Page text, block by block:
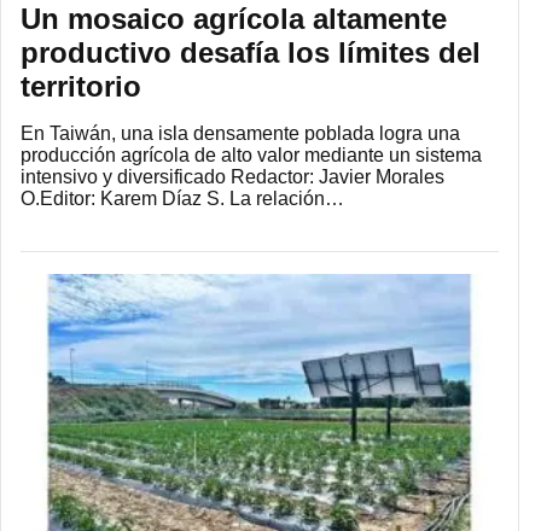
Un mosaico agrícola altamente
productivo desafía los límites del
territorio
En Taiwán, una isla densamente poblada logra una
producción agrícola de alto valor mediante un sistema
intensivo y diversificado Redactor: Javier Morales
O.Editor: Karem Díaz S. La relación…